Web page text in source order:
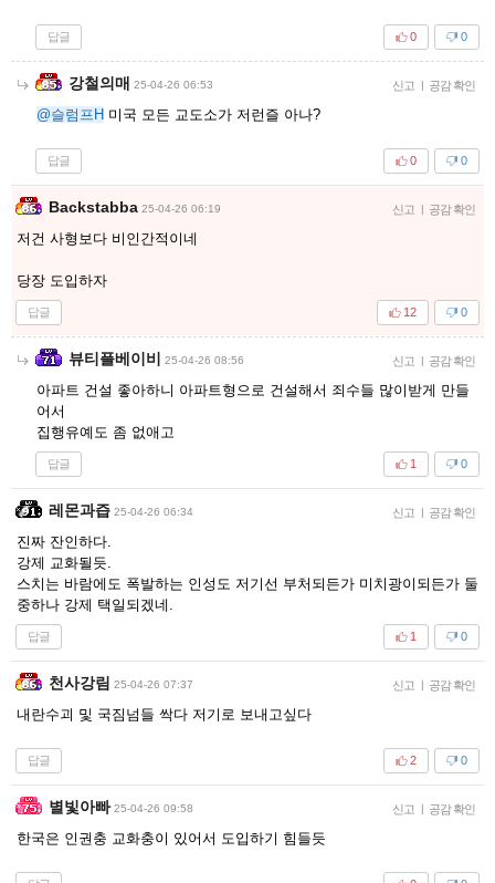
답글 0
0
강철의매 25-04-26 06:53 신고 | 공감 확인
@슬럼프H 미국 모든 교도소가 저런즐 아나?
답글 0
0
Backstabba 25-04-26 06:19 신고 | 공감 확인
저건 사형보다 비인간적이네
당장 도입하자
답글 0
12
뷰티플베이비 25-04-26 08:56 신고 | 공감 확인
아파트 건설 좋아하니 아파트형으로 건설해서 죄수들 많이받게 만들
어서
집행유예도 좀 없애고
답글 0
1
레몬과즙 25-04-26 06:34 신고 | 공감 확인
진짜 잔인하다.
강제 교화될듯.
스치는 바람에도 폭발하는 인성도 저기선 부처되든가 미치광이되든가 둘
중하나 강제 택일되겠네.
답글 0
1
천사강림 25-04-26 07:37 신고 | 공감 확인
내란수괴 및 국짐넘들 싹다 저기로 보내고싶다
답글 0
2
별빛아빠 25-04-26 09:58 신고 | 공감 확인
한국은 인권충 교화충이 있어서 도입하기 힘들듯